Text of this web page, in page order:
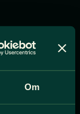
Om